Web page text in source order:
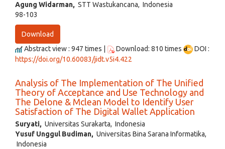
Agung Widarman, STT Wastukancana, Indonesia
98-103
Download
Abstract view : 947 times |
Download: 810 times
DOI :
https://doi.org/10.60083/jidt.v5i4.422
Analysis of The Implementation of The Unified
Theory of Acceptance and Use Technology and
The Delone & Mclean Model to Identify User
Satisfaction of The Digital Wallet Application
Suryati, Universitas Surakarta, Indonesia
Yusuf Unggul Budiman, Universitas Bina Sarana Informatika,
Indonesia